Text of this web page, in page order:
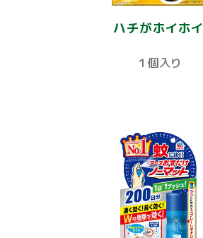
ハチがホイホイ
１個入り